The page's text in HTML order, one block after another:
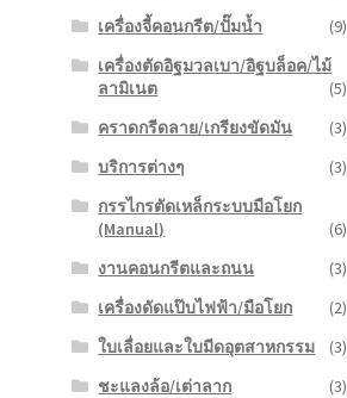
เครื่องจี้คอนกรีต/ปั๊มน้ำ
(9)
เครื่องตัดอิฐมวลเบา/อิฐบล็อค/ไม้
ลามิเนต
(5)
คราดกรีดลาย/เกรียงขัดมัน
(3)
บริการต่างๆ
(3)
กรรไกรตัดเหล็กระบบมือโยก
(Manual)
(6)
งานคอนกรีตและถนน
(3)
เครื่องดัดแป๊บไฟฟ้า/มือโยก
(2)
ใบเลื่อยและใบมีดอุตสาหกรรม
(3)
ชะแลงล้อ/เต่าลาก
(3)